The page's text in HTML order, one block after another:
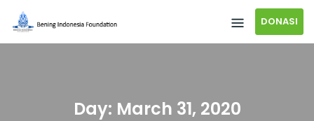
DONASI
Day: March 31, 2020